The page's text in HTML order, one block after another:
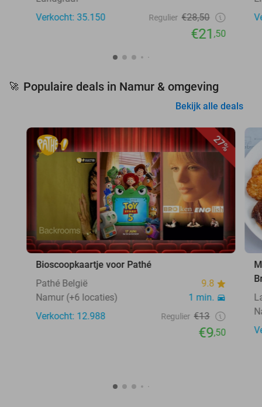
Verkocht: 35.150
Regulier €28,50
€21,50
🚀 Populaire deals in Namur & omgeving
Bekijk alle deals
27%
Bioscoopkaartje voor Pathé
Pathé België
9.8
Namur (+6 locaties)
1 min.
Verkocht: 12.988
Regulier €13
€9,50